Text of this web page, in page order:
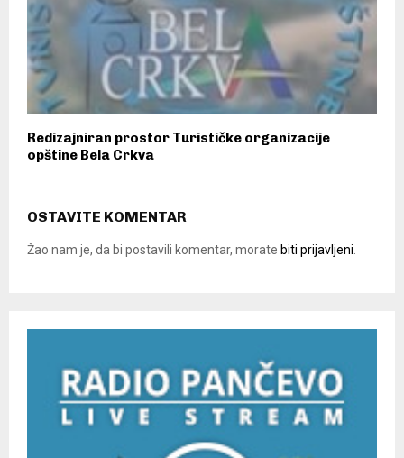
Redizajniran prostor Turističke organizacije
opštine Bela Crkva
OSTAVITE KOMENTAR
Žao nam je, da bi postavili komentar, morate biti prijavljeni